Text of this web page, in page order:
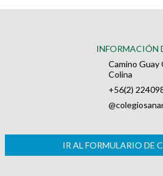
INFORMACIÓN
Camino Guay
Colina
+56(2)
IR AL FORMULARIO DE